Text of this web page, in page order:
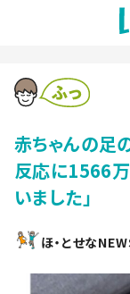
赤ちゃんの足
反応に1566万
いました」
ほ・とせな